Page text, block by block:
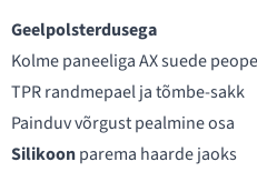
Geelpolsterdusega
Kolme paneeliga AX suede
TPR randmepael ja tõmbe-sakk
Painduv võrgust pealmine osa
Silikoonparema haarde jaoks